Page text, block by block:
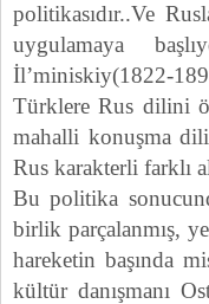
politikasıdır..Ve
uygulamaya
İl’miniskiy(1822-
Türklere Rus dilini
mahalli konuşma
Rus karakterli farklı
Bu politika
birlik parçalanmış,
hareketin başında
kültür danışmanı